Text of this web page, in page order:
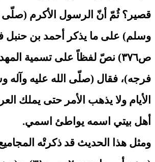
قصير؟ ثُمّ أنّ الرسول الأكرم (صلّى
ص٣٧٦) نصّ لفظاً على تسمية
فرجه)، فقال (صلّى الله عليه وآله
الأيام ولا يذهب الأمر حتى يملك
أهل بيتي اسمه يواطئ اسمي.
ومثل هذا الحديث قد ذكرتْه المجاميع